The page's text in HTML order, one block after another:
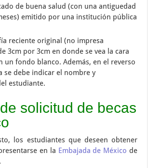
de buena salud (con una antiguedad
emitido por una institución pública
reciente original (no impresa
3cm por 3cm en donde se vea la cara
un fondo blanco. Además, en el reverso
se debe indicar el nombre y
estudiante.
solicitud de becas
los estudiantes que deseen obtener
en la Embajada de México de